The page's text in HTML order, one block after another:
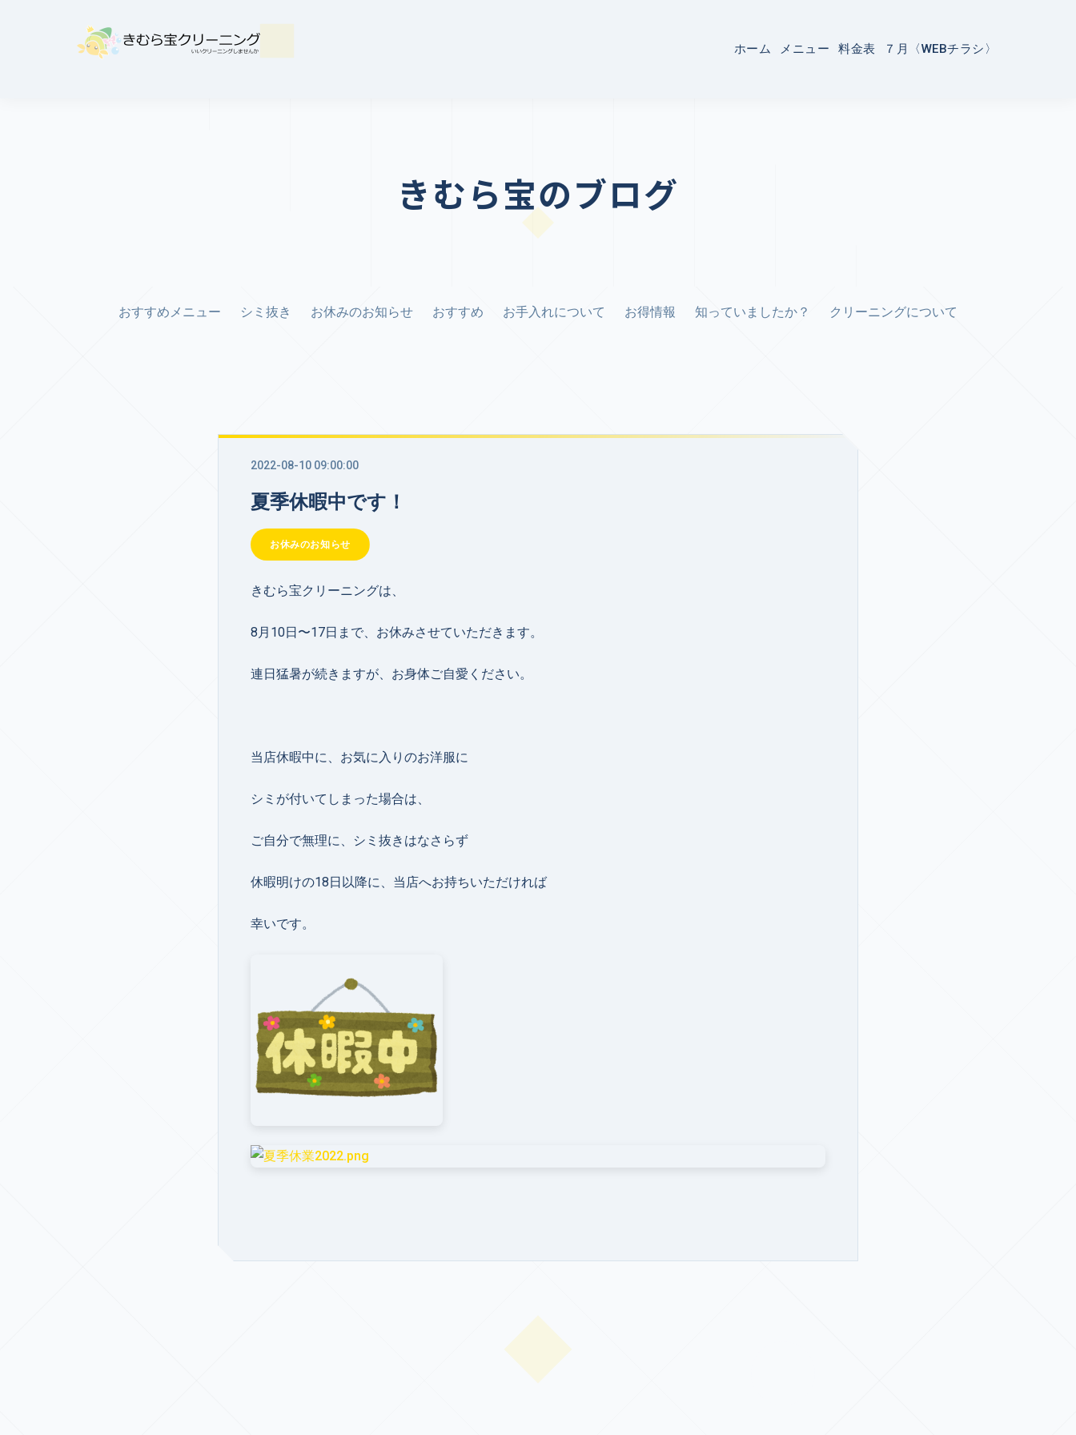
ホーム メニュー 料金表 ７月〈WEBチラシ〉
きむら宝のブログ
おすすめメニュー シミ抜き お休みのお知らせ おすすめ お手入れについて お得情報 知っていましたか？ クリーニングについて
2022-08-10 09:00:00
夏季休暇中です！
お休みのお知らせ
きむら宝クリーニングは、
8月10日〜17日まで、お休みさせていただきます。
連日猛暑が続きますが、お身体ご自愛ください。
当店休暇中に、お気に入りのお洋服に
シミが付いてしまった場合は、
ご自分で無理に、シミ抜きはなさらず
休暇明けの18日以降に、当店へお持ちいただければ
幸いです。